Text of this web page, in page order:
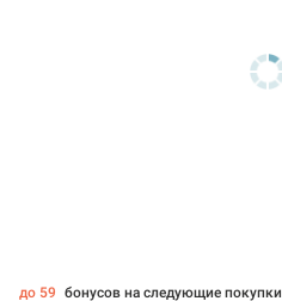
до 59 бонусов на следующие покупки